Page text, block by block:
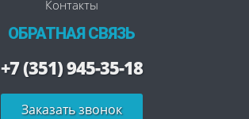
Контакты
ОБРАТНАЯ СВЯЗЬ
+7 (351) 945-35-18
Заказать звонок